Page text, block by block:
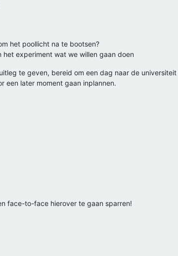
het poollicht na te bootsen?
experiment wat we willen gaan doen
te geven, bereid om een dag naar de
een later moment gaan inplannen.
face-to-face hierover te gaan sparren!